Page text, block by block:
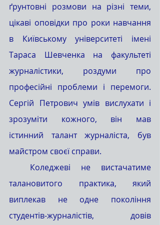
ґрунтовні розмови на різні теми,
цікаві оповідки про роки навчання
в Київському університеті імені
Тараса Шевченка на факультеті
журналістики, роздуми про
професійні проблеми і перемоги.
Сергій Петрович умів вислухати і
зрозуміти кожного, він мав
істинний талант журналіста, був
майстром своєї справи.
талановитого практика, який
виплекав не одне покоління
студентів-журналістів, довів